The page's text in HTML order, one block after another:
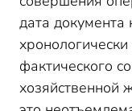
дата
фактического
хозяйственной